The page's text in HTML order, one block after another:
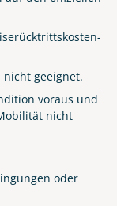
nicht geeignet.
voraus und
nicht
oder